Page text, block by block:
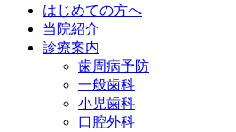
はじめての方へ
当院紹介
診療案内
歯周病予防
一般歯科
小児歯科
口腔外科